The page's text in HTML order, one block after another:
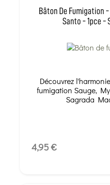
Bâton De Fumigation
Santo - 1pce -
Découvrez
fumigation Sauge,
Sagrada
4,95 €